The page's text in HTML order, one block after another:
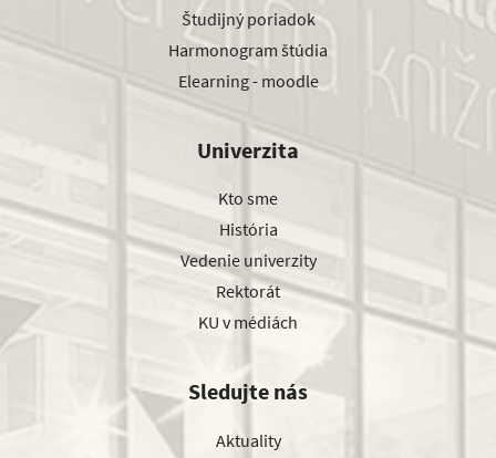
Študijný poriadok
Harmonogram štúdia
Elearning - moodle
Univerzita
Kto sme
História
Vedenie univerzity
Rektorát
KU v médiách
Sledujte nás
Aktuality